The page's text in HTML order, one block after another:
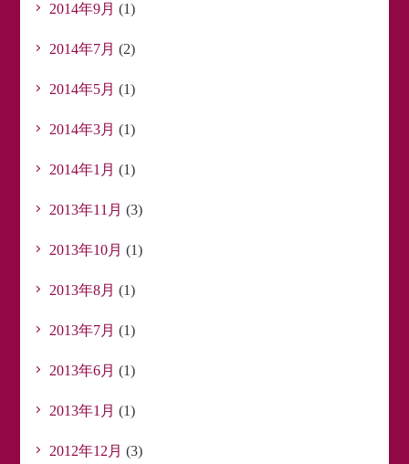
2014年9月 (1)
2014年7月 (2)
2014年5月 (1)
2014年3月 (1)
2014年1月 (1)
2013年11月 (3)
2013年10月 (1)
2013年8月 (1)
2013年7月 (1)
2013年6月 (1)
2013年1月 (1)
2012年12月 (3)